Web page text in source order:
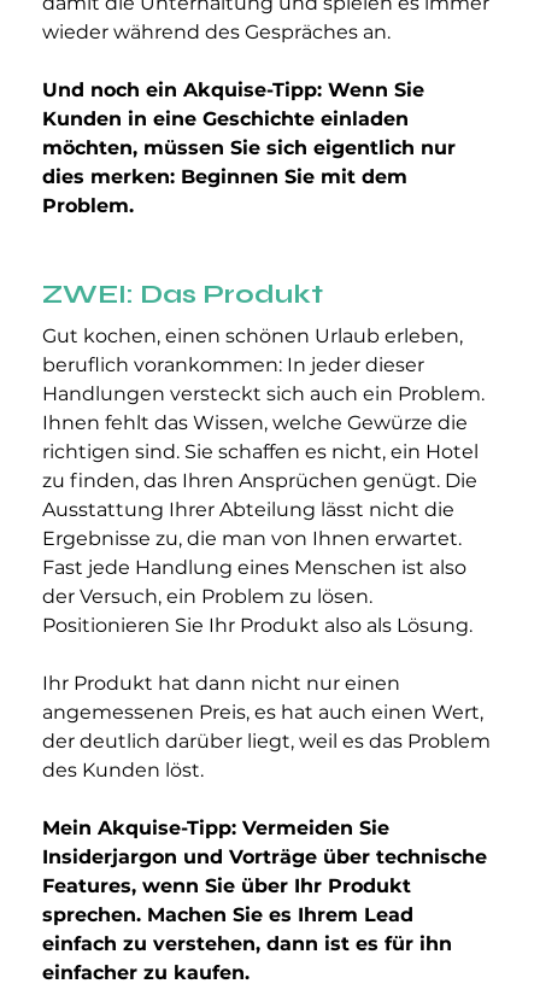
wieder während des Gespräches an.
Und noch ein Akquise-Tipp: Wenn Sie
Kunden in eine Geschichte einladen
möchten, müssen Sie sich eigentlich nur
dies merken: Beginnen Sie mit dem
Problem.
ZWEI: Das Produkt
Gut kochen, einen schönen Urlaub erleben,
beruflich vorankommen: In jeder dieser
Handlungen versteckt sich auch ein Problem.
Ihnen fehlt das Wissen, welche Gewürze die
richtigen sind. Sie schaffen es nicht, ein Hotel
zu finden, das Ihren Ansprüchen genügt. Die
Ausstattung Ihrer Abteilung lässt nicht die
Ergebnisse zu, die man von Ihnen erwartet.
Fast jede Handlung eines Menschen ist also
der Versuch, ein Problem zu lösen.
Positionieren Sie Ihr Produkt also als Lösung.
Ihr Produkt hat dann nicht nur einen
angemessenen Preis, es hat auch einen Wert,
der deutlich darüber liegt, weil es das Problem
des Kunden löst.
Mein Akquise-Tipp: Vermeiden Sie
Insiderjargon und Vorträge über technische
Features, wenn Sie über Ihr Produkt
sprechen. Machen Sie es Ihrem Lead
einfach zu verstehen, dann ist es für ihn
einfacher zu kaufen.